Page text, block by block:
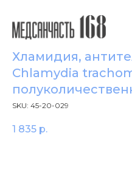
Хламидия,
Chlamydia
SKU: 45-20-029
1 835 р.